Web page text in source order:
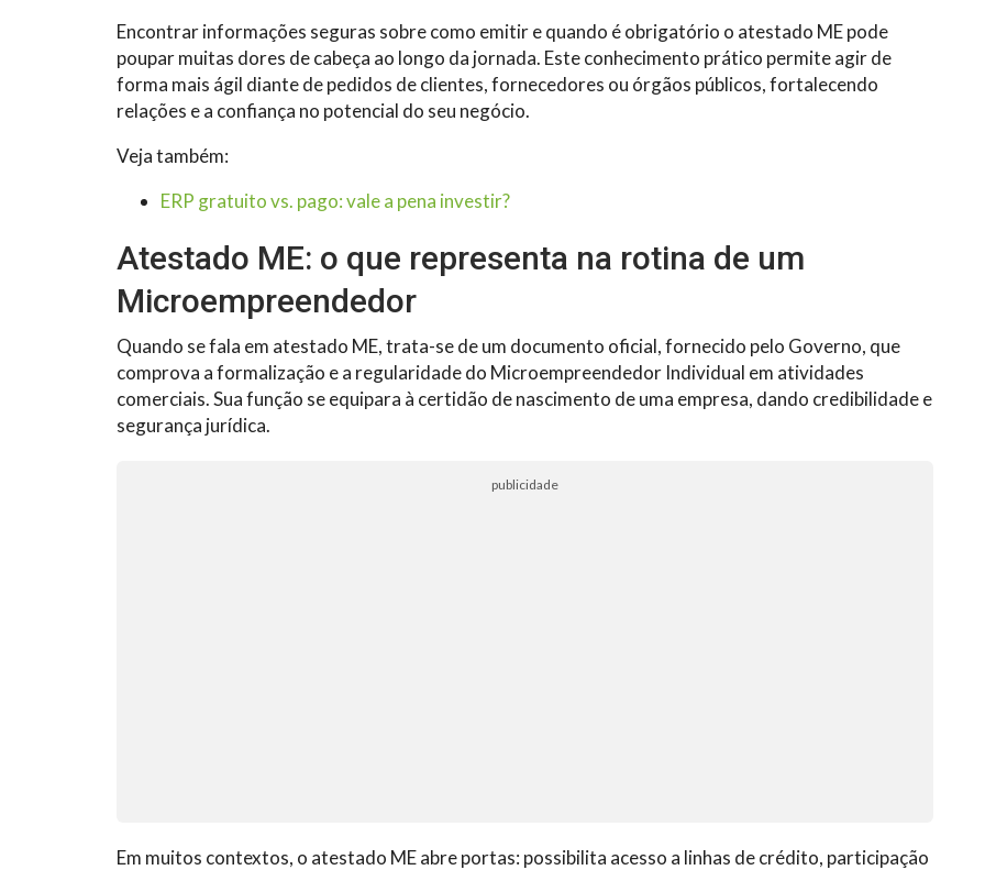
Encontrar informações seguras sobre como emitir e quando é obrigatório o atestado ME pode
poupar muitas dores de cabeça ao longo da jornada. Este conhecimento prático permite agir de
forma mais ágil diante de pedidos de clientes, fornecedores ou órgãos públicos, fortalecendo
relações e a confiança no potencial do seu negócio.
Veja também:
ERP gratuito vs. pago: vale a pena investir?
Atestado ME: o que representa na rotina de um
Microempreendedor
Quando se fala em atestado ME, trata-se de um documento oficial, fornecido pelo Governo, que
comprova a formalização e a regularidade do Microempreendedor Individual em atividades
comerciais. Sua função se equipara à certidão de nascimento de uma empresa, dando credibilidade e
segurança jurídica.
publicidade
Em muitos contextos, o atestado ME abre portas: possibilita acesso a linhas de crédito, participação